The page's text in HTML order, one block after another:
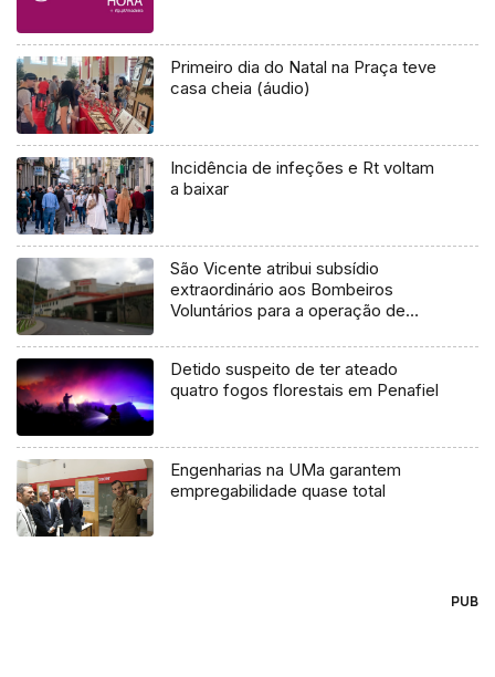
Primeiro dia do Natal na Praça teve
casa cheia (áudio)
Incidência de infeções e Rt voltam
a baixar
São Vicente atribui subsídio
extraordinário aos Bombeiros
Voluntários para a operação de
Detido suspeito de ter ateado
quatro fogos florestais em Penafiel
Engenharias na UMa garantem
empregabilidade quase total
PUB